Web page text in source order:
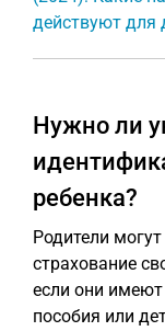
действуют для
Нужно ли
ребенка?
Родители
страхование
если они имеют
пособия или